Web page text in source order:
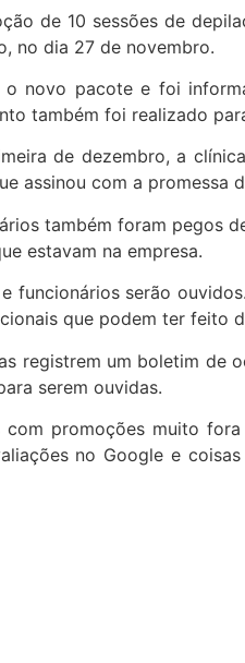
de 10 sessões de
no dia 27 de novembro.
novo pacote e foi
também foi realizado
de dezembro, a
assinou com a
também foram pegos
estavam na empresa.
funcionários serão
que podem ter feito
registrem um boletim de
serem ouvidas.
promoções muito
no Google e